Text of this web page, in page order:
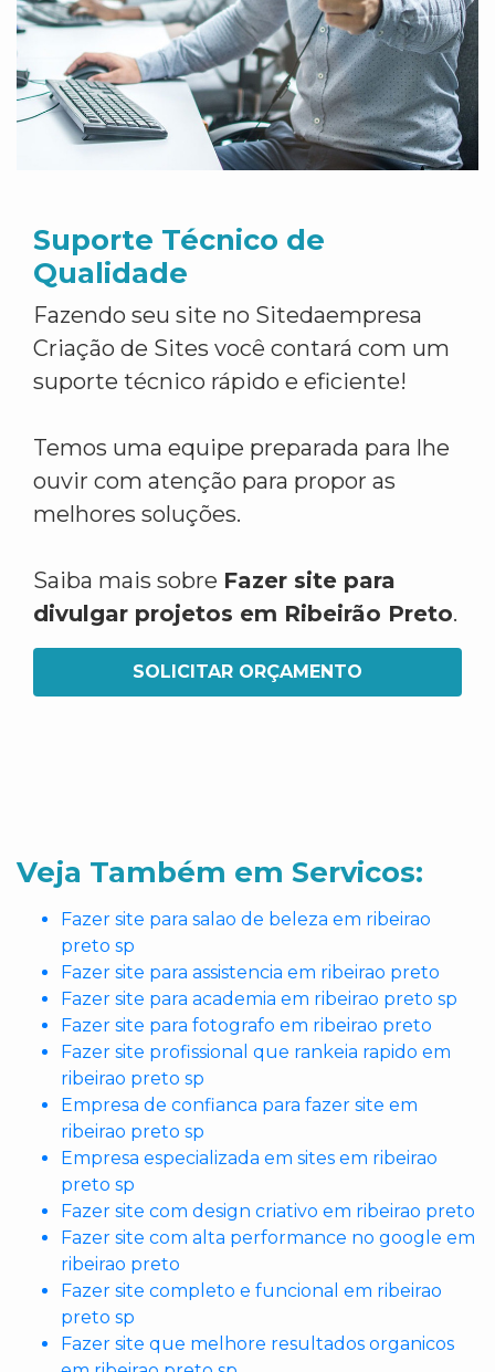
Suporte Técnico de
Qualidade
Fazendo seu site no Sitedaempresa
Criação de Sites você contará com um
suporte técnico rápido e eficiente!
Temos uma equipe preparada para lhe
ouvir com atenção para propor as
melhores soluções.
Saiba mais sobre Fazer site para
divulgar projetos em Ribeirão Preto.
SOLICITAR ORÇAMENTO
Veja Também em Servicos:
Fazer site para salao de beleza em ribeirao
preto sp
Fazer site para assistencia em ribeirao preto
Fazer site para academia em ribeirao preto sp
Fazer site para fotografo em ribeirao preto
Fazer site profissional que rankeia rapido em
ribeirao preto sp
Empresa de confianca para fazer site em
ribeirao preto sp
Empresa especializada em sites em ribeirao
preto sp
Fazer site com design criativo em ribeirao preto
Fazer site com alta performance no google em
ribeirao preto
Fazer site completo e funcional em ribeirao
preto sp
Fazer site que melhore resultados organicos